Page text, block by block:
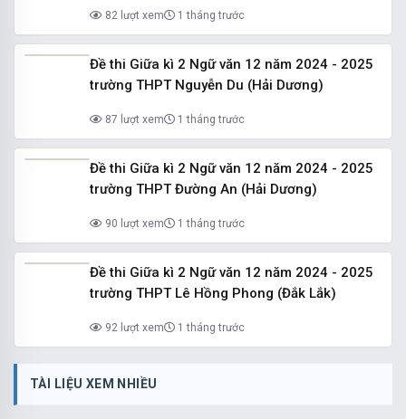
82 lượt xem 1 tháng trước
Đề thi Giữa kì 2 Ngữ văn 12 năm 2024 - 2025
trường THPT Nguyễn Du (Hải Dương)
87 lượt xem 1 tháng trước
Đề thi Giữa kì 2 Ngữ văn 12 năm 2024 - 2025
trường THPT Đường An (Hải Dương)
90 lượt xem 1 tháng trước
Đề thi Giữa kì 2 Ngữ văn 12 năm 2024 - 2025
trường THPT Lê Hồng Phong (Đắk Lắk)
92 lượt xem 1 tháng trước
TÀI LIỆU XEM NHIỀU